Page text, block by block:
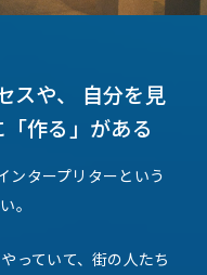
スや、 自分を見
作る」がある
ンタープリターという
。
っていて、街の人たち